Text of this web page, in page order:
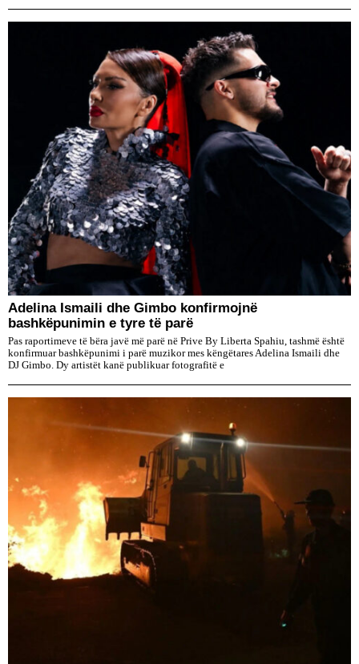
Adelina Ismaili dhe Gimbo konfirmojnë
bashkëpunimin e tyre të parë
Pas raportimeve të bëra javë më parë në Prive By Liberta Spahiu, tashmë është
konfirmuar bashkëpunimi i parë muzikor mes këngëtares Adelina Ismaili dhe
DJ Gimbo. Dy artistët kanë publikuar fotografitë e